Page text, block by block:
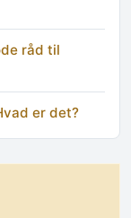
råd til
er det?